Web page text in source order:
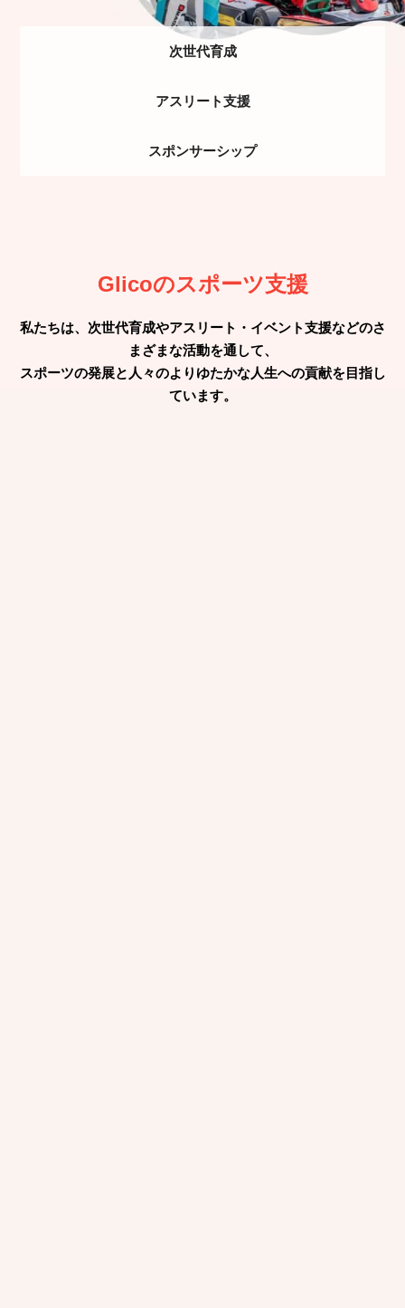
次世代育成
アスリート支援
スポンサーシップ
Glicoのスポーツ支援
私たちは、次世代育成やアスリート・イベント支援などのさ
まざまな活動を通して、
スポーツの発展と人々のよりゆたかな人生への貢献を目指し
ています。